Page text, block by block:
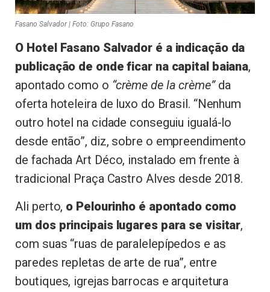
Fasano Salvador | Foto: Grupo Fasano
O Hotel Fasano Salvador é a indicação da
publicação de onde ficar na capital baiana,
apontado como o “crème de la crème”da
oferta hoteleira de luxo do Brasil. “Nenhum
outro hotel na cidade conseguiu igualá-lo
desde então”, diz, sobre o empreendimento
de fachada Art Déco, instalado em frente à
tradicional Praça Castro Alves desde 2018.
Ali perto, o Pelourinho é apontado como
um dos principais lugares para se visitar,
com suas “ruas de paralelepípedos e as
paredes repletas de arte de rua”, entre
boutiques, igrejas barrocas e arquitetura